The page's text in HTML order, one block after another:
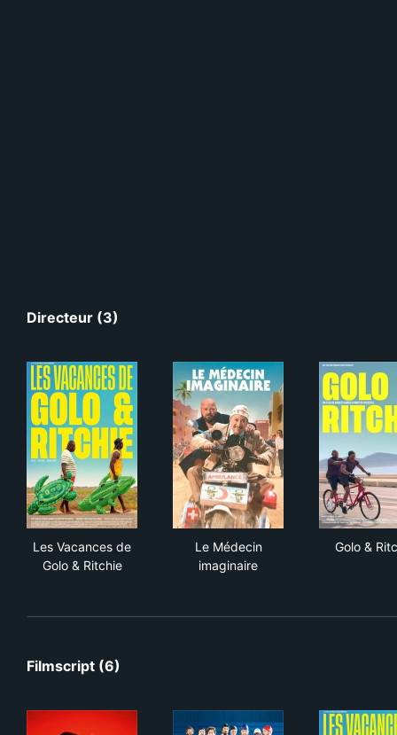
Directeur (3)
Les Vacances de
Golo & Ritchie
Le Médecin
imaginaire
Golo &
Filmscript (6)